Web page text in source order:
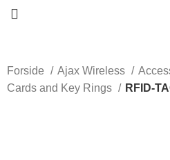
Forside Ajax Wireless
Cards and Key Rings
RFID-